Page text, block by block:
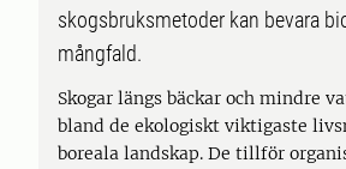
skogsbruksmetoder kan bevara
mångfald.
Skogar längs bäckar och mindre
bland de ekologiskt viktigaste
boreala landskap. De tillför